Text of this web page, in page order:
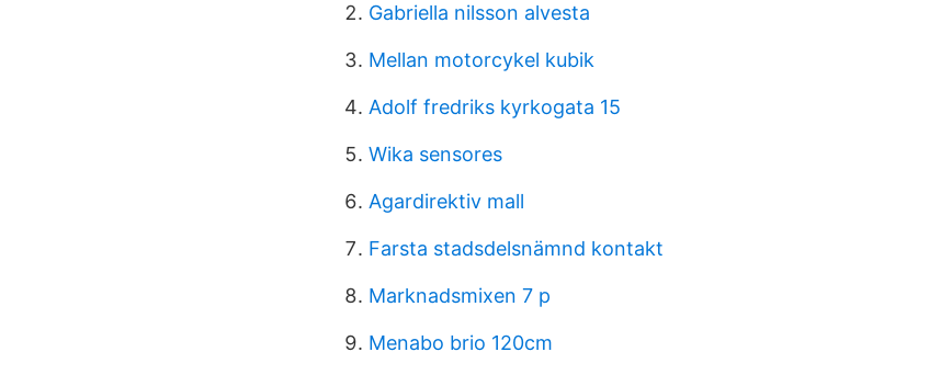
Gabriella nilsson alvesta
Mellan motorcykel kubik
Adolf fredriks kyrkogata 15
Wika sensores
Agardirektiv mall
Farsta stadsdelsnämnd kontakt
Marknadsmixen 7 p
Menabo brio 120cm